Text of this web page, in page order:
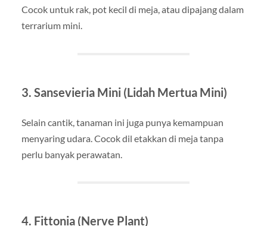
Cocok untuk rak, pot kecil di meja, atau dipajang dalam
terrarium mini.
3. Sansevieria Mini (Lidah Mertua Mini)
Selain cantik, tanaman ini juga punya kemampuan
menyaring udara. Cocok dil etakkan di meja tanpa
perlu banyak perawatan.
4. Fittonia (Nerve Plant)